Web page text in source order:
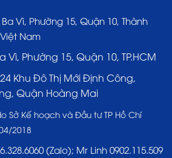
Vì, Phường 15, Quận 10, Thành
Nam
Vì, Phường 15, Quận 10, TP.HCM
Khu Đô Thị Mới Định Công,
Quận Hoàng Mai
Sở Kế hoạch và Đầu tư TP Hồ Chí
2018
(Zalo); Mr Linh 0902.115.509